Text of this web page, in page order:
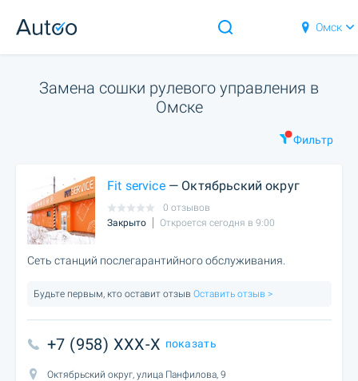
Омск
Замена сошки рулевого управления в
Омске
Фильтр
Fit service— Октябрьский округ
0 отзывов
Закрыто
Откроется сегодня в 9:00
Сеть станций послегарантийного обслуживания.
Будьте первым, кто оставит отзыв Оставить отзыв >
+7 (958) XXX-X показать
Октябрьский округ, улица Панфилова, 9